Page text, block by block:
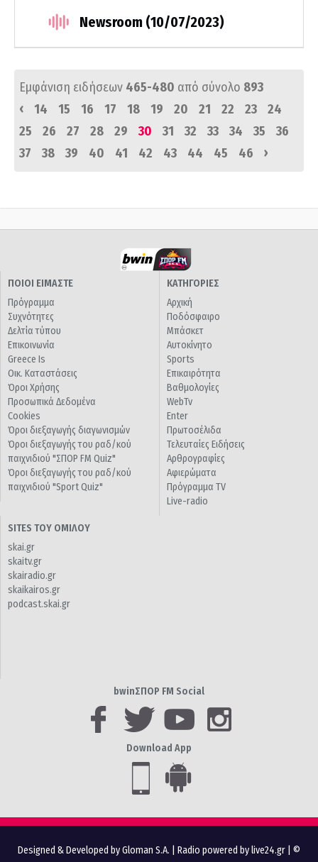
Newsroom (10/07/2023)
Εμφάνιση ειδήσεων 465-480 από σύνολο 893
‹
14 15 16 17 18 19 20 21 22 23
24
25
26 27 28 29 30 31 32 33 34 35
36
37
38 39 40 41 42 43 44 45 46 ›
ΠΟΙΟΙ ΕΙΜΑΣΤΕ
Πρόγραμμα
Συχνότητες
Δελτία τύπου
Επικοινωνία
Greece Is
Οικ. Καταστάσεις
Όροι Χρήσης
Προσωπικά Δεδομένα
Cookies
Όροι διεξαγωγής διαγωνισμών
Όροι διεξαγωγής του ραδ/κού
παιχνιδιού "ΣΠΟΡ FM Quiz"
Όροι διεξαγωγής του ραδ/κού
παιχνιδιού "Sport Quiz"
ΚΑΤΗΓΟΡΙΕΣ
Αρχική
Ποδόσφαιρο
Μπάσκετ
Αυτοκίνητο
Sports
Επικαιρότητα
Βαθμολογίες
WebTv
Enter
Πρωτοσέλιδα
Τελευταίες Ειδήσεις
Αρθρογραφίες
Αφιερώματα
Πρόγραμμα TV
Live-radio
SITES ΤΟΥ ΟΜΙΛΟΥ
skai.gr
skaitv.gr
skairadio.gr
skaikairos.gr
podcast.skai.gr
bwinΣΠΟΡ FM Social
Download App
Designed & Developed by Gloman S.A. Radio powered by live24.gr | ©